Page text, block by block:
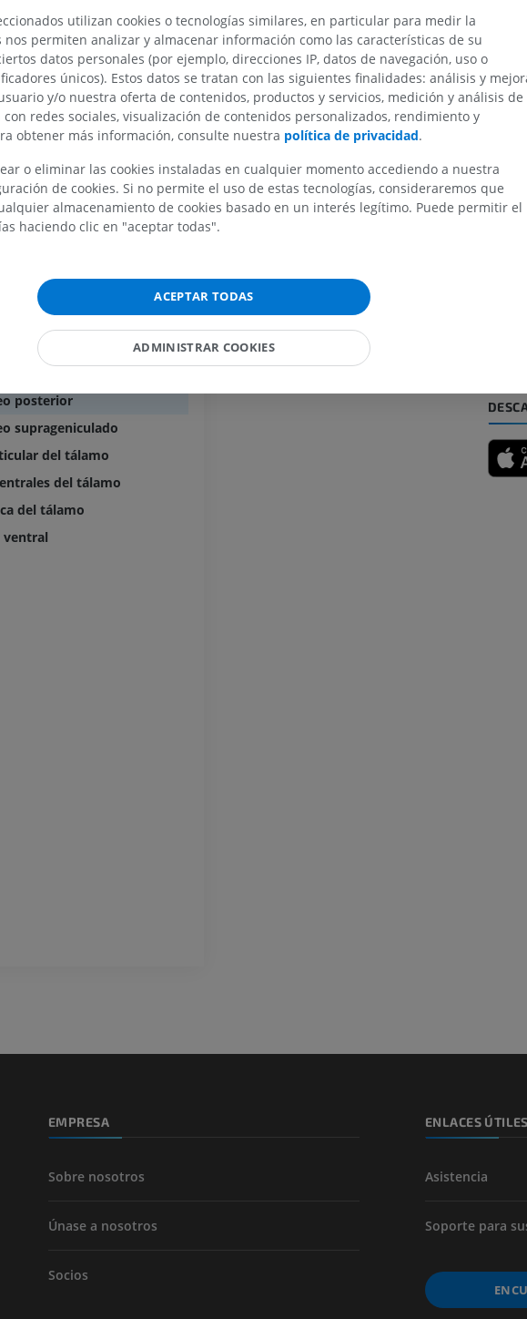
del tálamo
tálamo
del tá1amo
del tálamo
del tálamo
del tálamo
del tálamo; Complejo nuclear posterior del tálamo
posterior
suprageniculado
del tálamo
del tálamo
del tálamo
ventral
IRM del codo
IRM
PREMIUM
IRM de la mano
IRM
Radiografías del miembro
superior
Ilustraciones
Arteriografía de miembro
Angiografía
GRATIS
Fotografía
IRM de la cadera
IRM
PREMIUM
IRM de la rodilla
PREMIUM
IRM del tobillo y retropié
IRM
PREMIUM
Antepié RM
EMPRESA
Sobre nosotros
Únase a nosotros
Socios
ENLACES ÚTILES
Asistencia
Soporte para
utilizan cookies o tecnologías similares, en particular para medir la
nos permiten analizar y almacenar información como las características de su
datos personales (por ejemplo, direcciones IP, datos de navegación, uso o
únicos). Estos datos se tratan con las siguientes finalidades: análisis y
y/o nuestra oferta de contenidos, productos y servicios, medición y análisis de
redes sociales, visualización de contenidos personalizados, rendimiento y
obtener más información, consulte nuestra política de privacidad.
o eliminar las cookies instaladas en cualquier momento accediendo a nuestra
de cookies. Si no permite el uso de estas tecnologías, consideraremos que
almacenamiento de cookies basado en un interés legítimo. Puede permitir el
haciendo clic en "aceptar todas".
ACEPTAR TODAS
ADMINISTRAR COOKIES